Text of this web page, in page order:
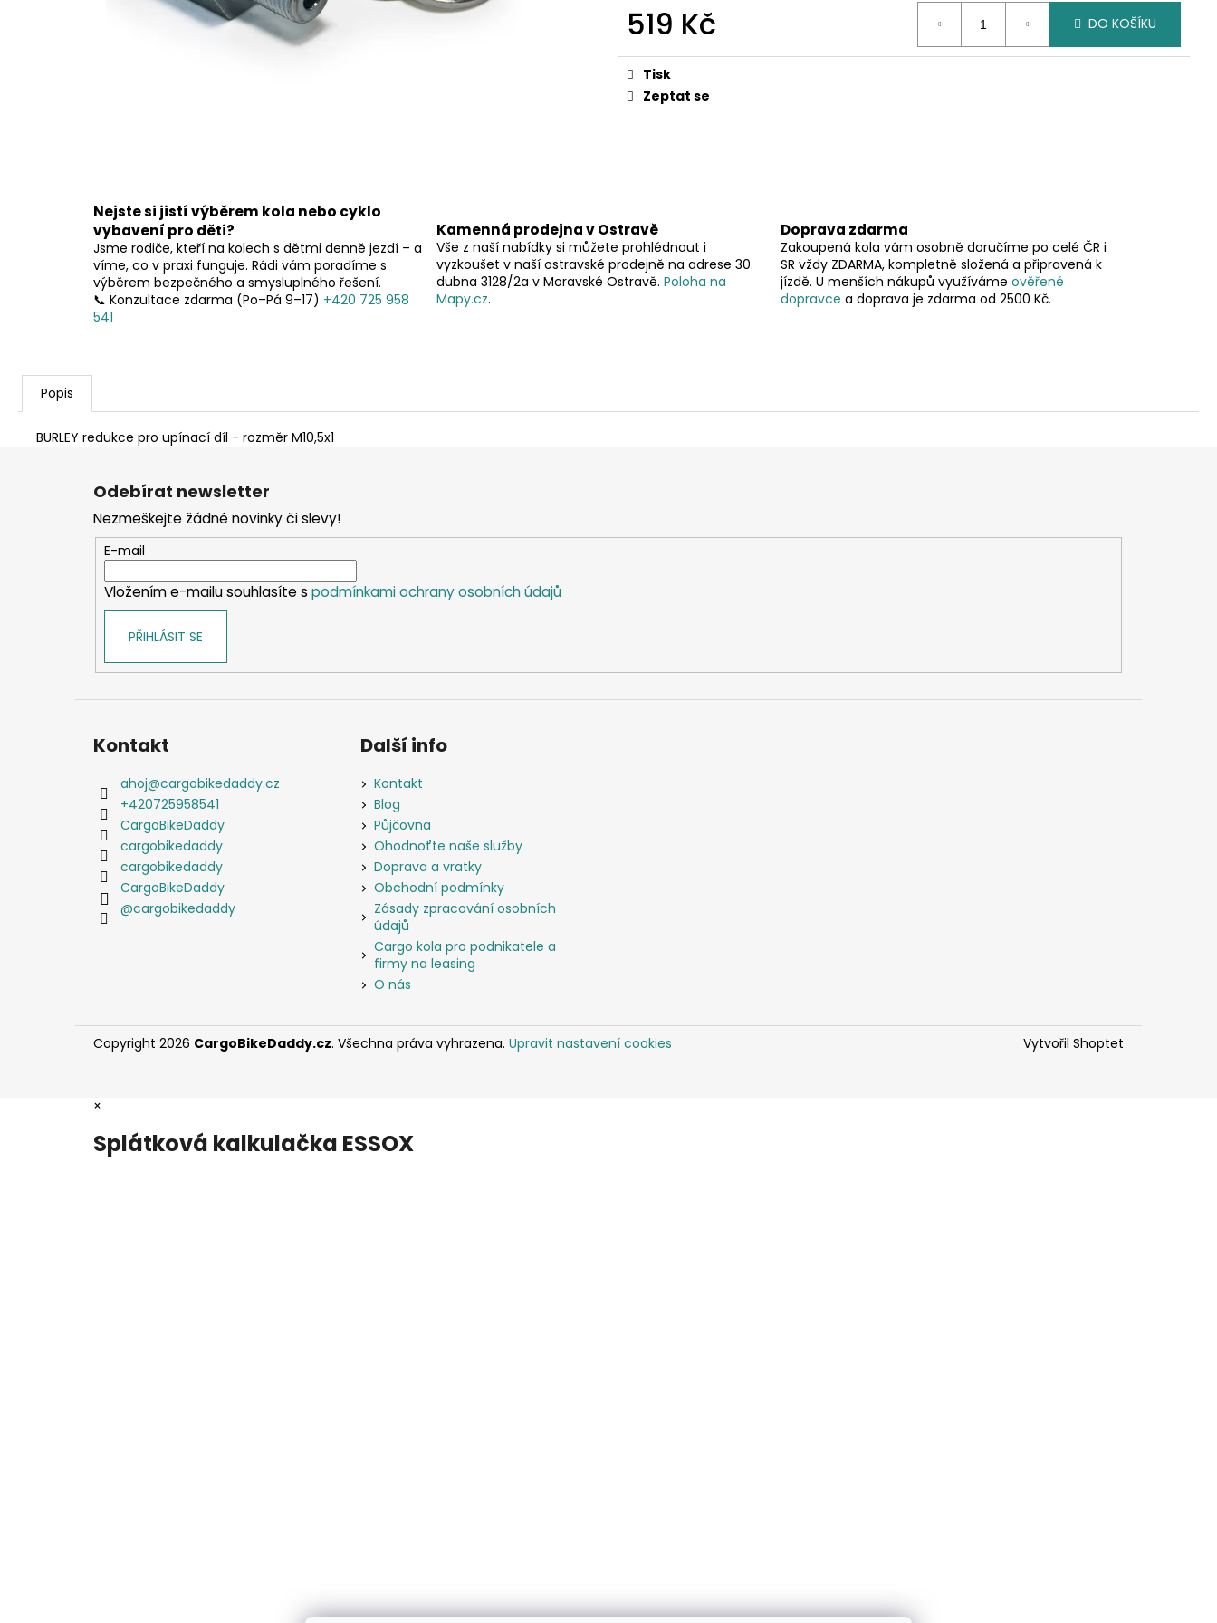
519 Kč
cena:
DO KOŠÍKU
Tisk
Zeptat se
Nejste si jistí výběrem kola nebo cyklo
vybavení pro děti?
Jsme rodiče, kteří na kolech s dětmi denně jezdí – a
víme, co v praxi funguje. Rádi vám poradíme s
výběrem bezpečného a smysluplného řešení.
📞 Konzultace zdarma (Po–Pá 9–17) +420 725 958
541
Kamenná prodejna v Ostravě
Vše z naší nabídky si můžete prohlédnout i
vyzkoušet v naší ostravské prodejně na adrese 30.
dubna 3128/2a v Moravské Ostravě.Poloha na
Mapy.cz.
Doprava zdarma
Zakoupená kola vám osobně doručíme po celé ČR i
SR vždy ZDARMA, kompletně složená a připravená k
jízdě. U menších nákupů využíváme ověřené
dopravce a doprava je zdarma od 2500 Kč.
Popis
BURLEY redukce pro upínací díl - rozměr M10,5x1
Z
Odebírat newsletter
Nezmeškejte žádné novinky či slevy!
E-mail
Vložením e-mailu souhlasíte s podmínkami ochrany osobních údajů
PŘIHLÁSIT SE
Kontakt
ahoj@cargobikedaddy.cz
+420725958541
CargoBikeDaddy
cargobikedaddy
cargobikedaddy
CargoBikeDaddy
@cargobikedaddy
Další info
Kontakt
Blog
Půjčovna
Ohodnoťte naše služby
Doprava a vratky
Obchodní podmínky
Zásady zpracování osobních
údajů
Cargo kola pro podnikatele a
firmy na leasing
O nás
Vytvořil Shoptet
Copyright 2026 CargoBikeDaddy.cz. Všechna práva vyhrazena. Upravit nastavení cookies
×
Splátková kalkulačka ESSOX